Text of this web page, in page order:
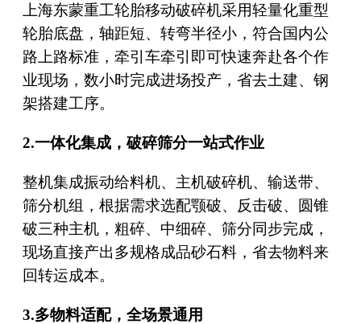
上海东蒙重工轮胎移动破碎机采用轻量化重型
轮胎底盘，轴距短、转弯半径小，符合国内公
路上路标准，牵引车牵引即可快速奔赴各个作
业现场，数小时完成进场投产，省去土建、钢
架搭建工序。
2.一体化集成，破碎筛分一站式作业
整机集成振动给料机、主机破碎机、输送带、
筛分机组，根据需求选配颚破、反击破、圆锥
破三种主机，粗碎、中细碎、筛分同步完成，
现场直接产出多规格成品砂石料，省去物料来
回转运成本。
3.多物料适配，全场景通用